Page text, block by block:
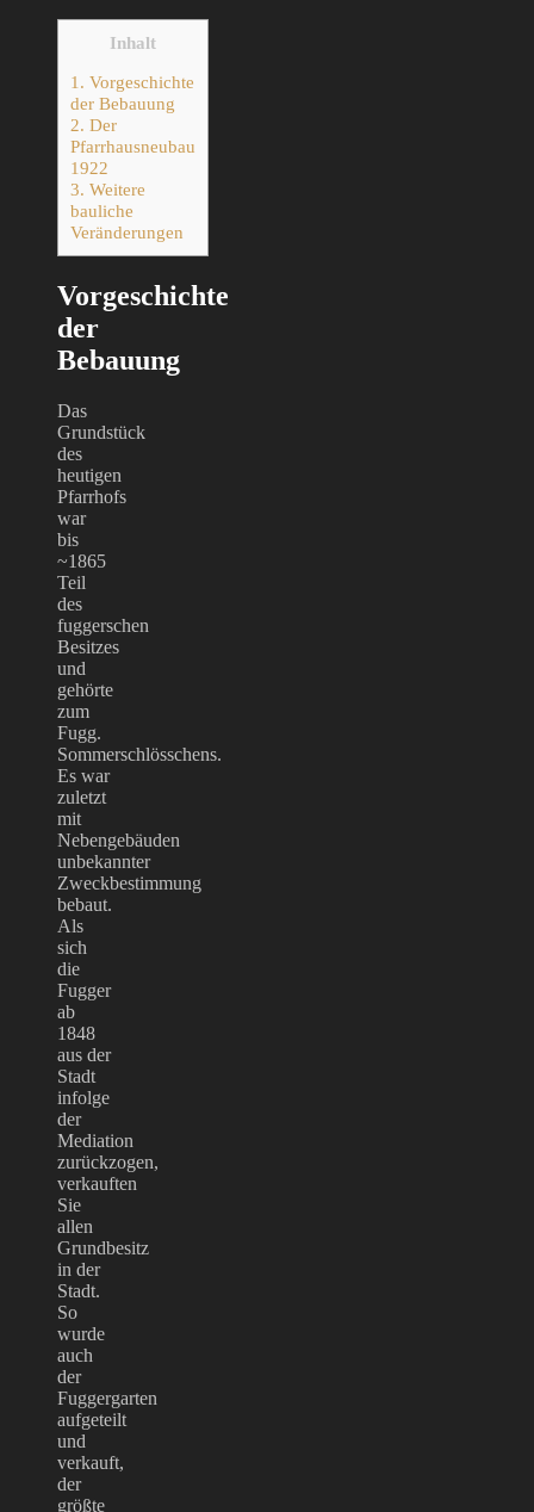
Inhalt
1. Vorgeschichte
der Bebauung
2. Der
Pfarrhausneubau
1922
3. Weitere
bauliche
Veränderungen
Vorgeschichte
der
Bebauung
Das
Grundstück
des
heutigen
Pfarrhofs
war
bis
~1865
Teil
des
fuggerschen
Besitzes
und
gehörte
zum
Fugg.
Sommerschlösschens.
Es war
zuletzt
mit
Nebengebäuden
unbekannter
Zweckbestimmung
bebaut.
Als
sich
die
Fugger
ab
1848
aus der
Stadt
infolge
der
Mediation
zurückzogen,
verkauften
Sie
allen
Grundbesitz
in der
Stadt.
So
wurde
auch
der
Fuggergarten
aufgeteilt
und
verkauft,
der
größte